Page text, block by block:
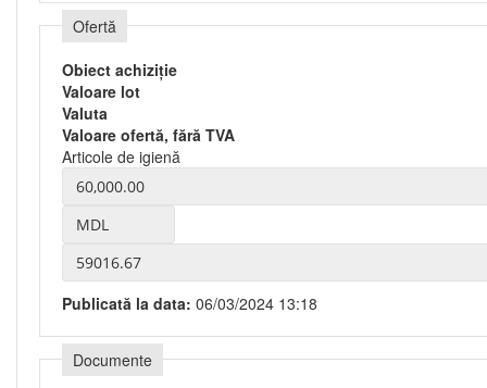
Ofertă
Obiect achiziție
Valoare lot
Valuta
Valoare ofertă, fără TVA
Articole de igienă
Publicată la data: 06/03/2024 13:18
Documente